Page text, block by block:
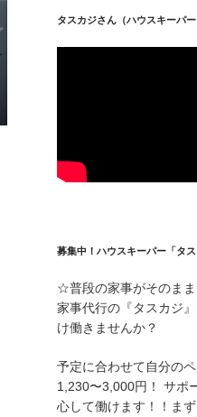
タスカジさん（ハウスキーパ
募集中！ハウスキーパー「タス
☆普段の家事がそのま
家事代行の『タスカジ
け働きませんか？
予定に合わせて自分の
1,230〜3,000円！ サポ
心して働けます！！ま